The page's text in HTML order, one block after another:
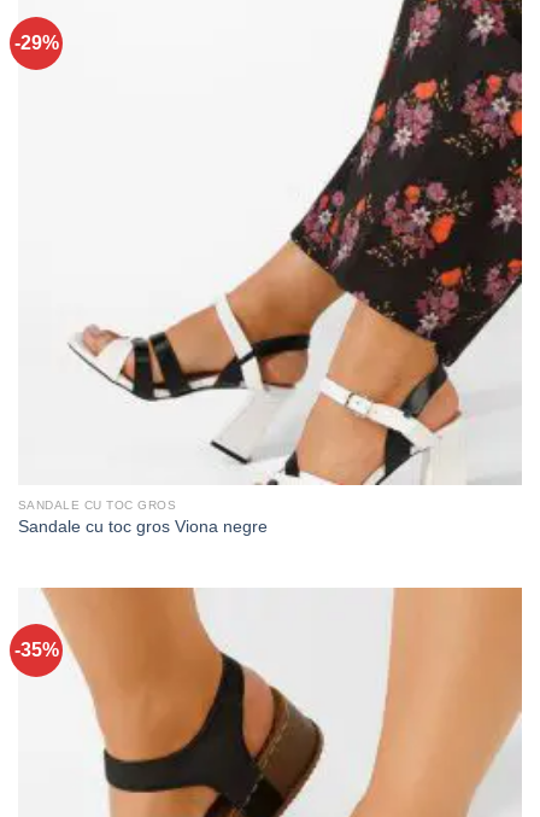
-29%
SANDALE CU TOC GROS
Sandale cu toc gros Viona negre
-35%